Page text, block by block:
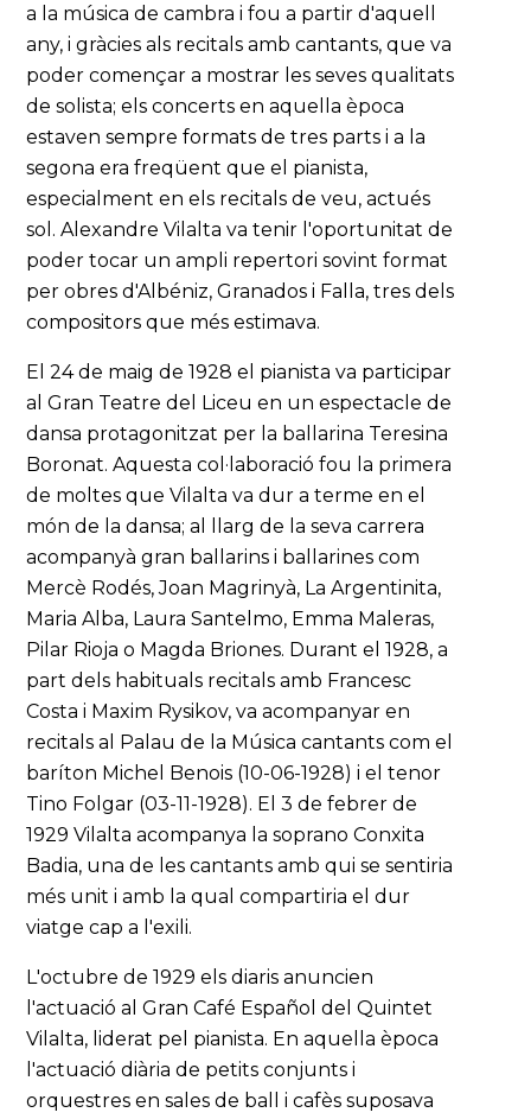
a la música de cambra i fou a partir d'aquell
any, i gràcies als recitals amb cantants, que va
poder començar a mostrar les seves qualitats
de solista; els concerts en aquella època
estaven sempre formats de tres parts i a la
segona era freqüent que el pianista,
especialment en els recitals de veu, actués
sol. Alexandre Vilalta va tenir l'oportunitat de
poder tocar un ampli repertori sovint format
per obres d'Albéniz, Granados i Falla, tres dels
compositors que més estimava.
El 24 de maig de 1928 el pianista va participar
al Gran Teatre del Liceu en un espectacle de
dansa protagonitzat per la ballarina Teresina
Boronat. Aquesta col·laboració fou la primera
de moltes que Vilalta va dur a terme en el
món de la dansa; al llarg de la seva carrera
acompanyà gran ballarins i ballarines com
Mercè Rodés, Joan Magrinyà, La Argentinita,
Maria Alba, Laura Santelmo, Emma Maleras,
Pilar Rioja o Magda Briones. Durant el 1928, a
part dels habituals recitals amb Francesc
Costa i Maxim Rysikov, va acompanyar en
recitals al Palau de la Música cantants com el
baríton Michel Benois (10-06-1928) i el tenor
Tino Folgar (03-11-1928). El 3 de febrer de
1929 Vilalta acompanya la soprano Conxita
Badia, una de les cantants amb qui se sentiria
més unit i amb la qual compartiria el dur
viatge cap a l'exili.
L'octubre de 1929 els diaris anuncien
l'actuació al Gran Café Español del Quintet
Vilalta, liderat pel pianista. En aquella època
l'actuació diària de petits conjunts i
orquestres en sales de ball i cafès suposava